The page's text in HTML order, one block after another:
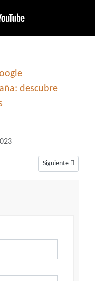
descubre
para compartir en familia
Artículo siguiente:
Siguiente